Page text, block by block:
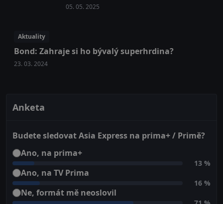
05. 05. 2025
Aktuality
Bond: Zahraje si ho bývalý superhrdina?
23. 03. 2024
Anketa
Budete sledovat Asia Express na prima+ / Primě?
Ano, na prima+
13 %
Ano, na TV Prima
16 %
Ne, formát mě neoslovil